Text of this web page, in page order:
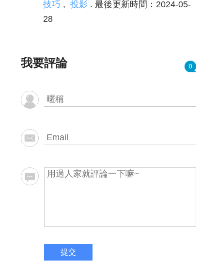
技巧 , 投影 . 最後更新時間：2024-05-
28
我要評論 0
提交